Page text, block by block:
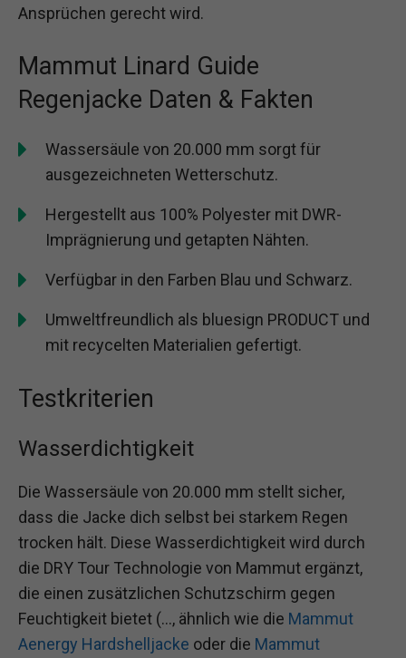
Ansprüchen gerecht wird.
Mammut Linard Guide
Regenjacke Daten & Fakten
Wassersäule von 20.000 mm sorgt für
ausgezeichneten Wetterschutz.
Hergestellt aus 100% Polyester mit DWR-
Imprägnierung und getapten Nähten.
Verfügbar in den Farben Blau und Schwarz.
Umweltfreundlich als bluesign PRODUCT und
mit recycelten Materialien gefertigt.
Testkriterien
Wasserdichtigkeit
Die Wassersäule von 20.000 mm stellt sicher,
dass die Jacke dich selbst bei starkem Regen
trocken hält. Diese Wasserdichtigkeit wird durch
die DRY Tour Technologie von Mammut ergänzt,
die einen zusätzlichen Schutzschirm gegen
Feuchtigkeit bietet (…, ähnlich wie die Mammut
Aenergy Hardshelljacke oder die Mammut